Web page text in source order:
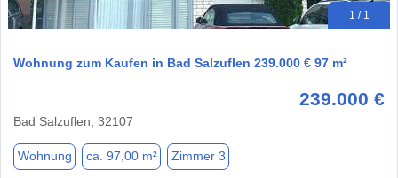
1 / 1
Wohnung zum Kaufen in Bad Salzuflen 239.000 € 97 m²
239.000 €
Bad Salzuflen, 32107
Wohnung ca. 97,00 m² Zimmer 3